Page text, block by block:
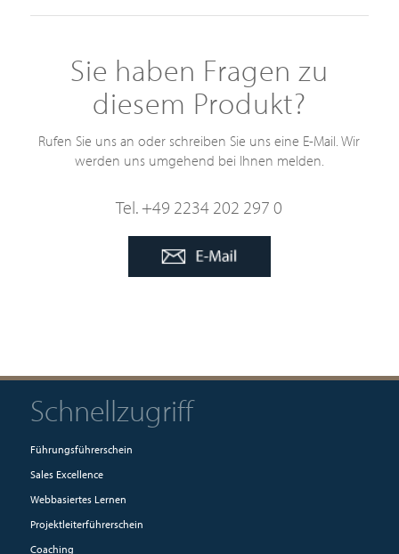
Sie haben Fragen zu
diesem Produkt?
Rufen Sie uns an oder schreiben Sie uns eine E-Mail. Wir
werden uns umgehend bei Ihnen melden.
Tel. +49 2234 202 297 0
Schnellzugriff
Führungsführerschein
Sales Excellence
Webbasiertes Lernen
Projektleiterführerschein
Coaching